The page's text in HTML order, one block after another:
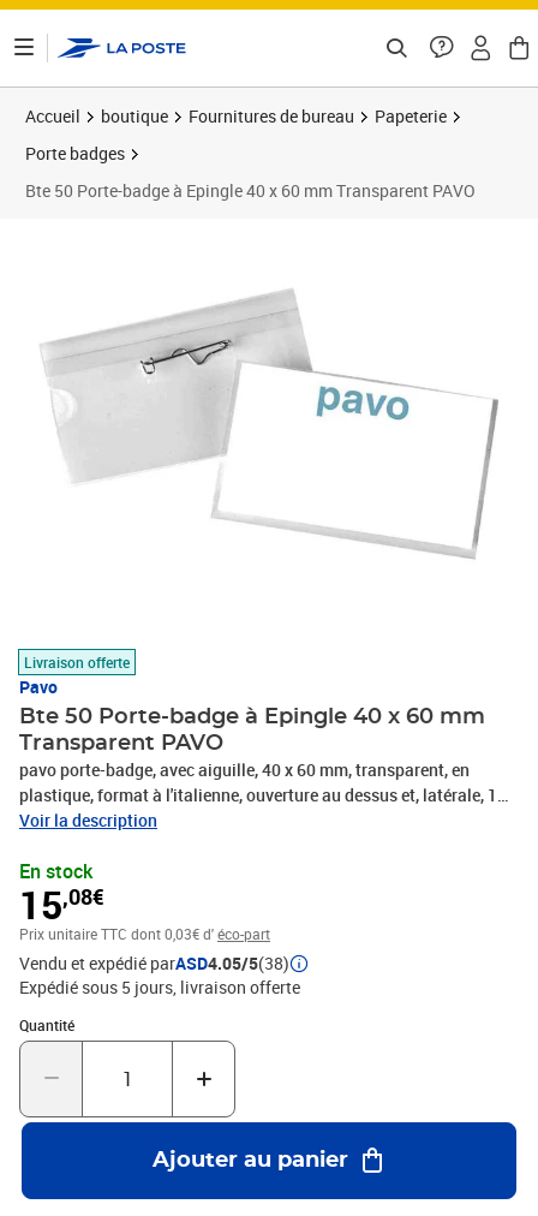
Accueil boutique Fournitures de bureau
Papeterie
Porte badges
Bte 50 Porte-badge à Epingle 40 x 60 mm Transparent PAVO
Livraison offerte
Pavo
Bte 50 Porte-badge à Epingle 40 x 60 mm
Transparent PAVO
pavo porte-badge, avec aiguille, 40 x 60 mm, transparent, en
plastique, format à l'italienne, ouverture au dessus et, latérale, 1
insert papier blanc pour chaque badge, contenu: 50 pièces,
Voir la description
En stock
15,08€
Prix unitaire TTC dont 0,03€ d'éco-part
Vendu et expédié parASD4.05/5(38)
Expédié sous 5 jours livraison offerte
Quantité
Quantité : 1
Ajouter au panier